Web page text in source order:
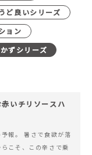
ど良いシリーズ
ョン
ずシリーズ
いチリソースハ
報。 暑さで食欲が落
こそ、この辛さで乗